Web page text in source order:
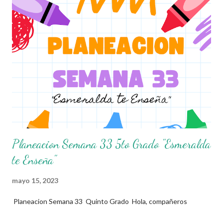
semana. Esperando que este material sea de gran utilidad para
fortalecer los procesos de enseñanza y aprendizaje para que los
alumnos alcacen los niveles de logro educativo. Agradecemos a
los creadores de estos increibles archivos ya que gracias a su
didacticas, recuerden que nosotros solo los compartimos con
fines educativos, didácticos e informativos.😊 Obtén
documento completo aquí...
Planeacion Semana 33 5to Grado "Esmeralda
te Enseña"
mayo 15, 2023
Planeacion Semana 33 Quinto Grado Hola, compañeros